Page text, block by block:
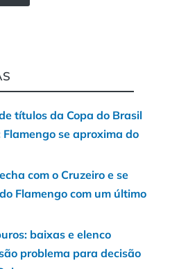
títulos da Copa do Brasil
Flamengo se aproxima do
com o Cruzeiro e se
Flamengo com um último
baixas e elenco
problema para decisão